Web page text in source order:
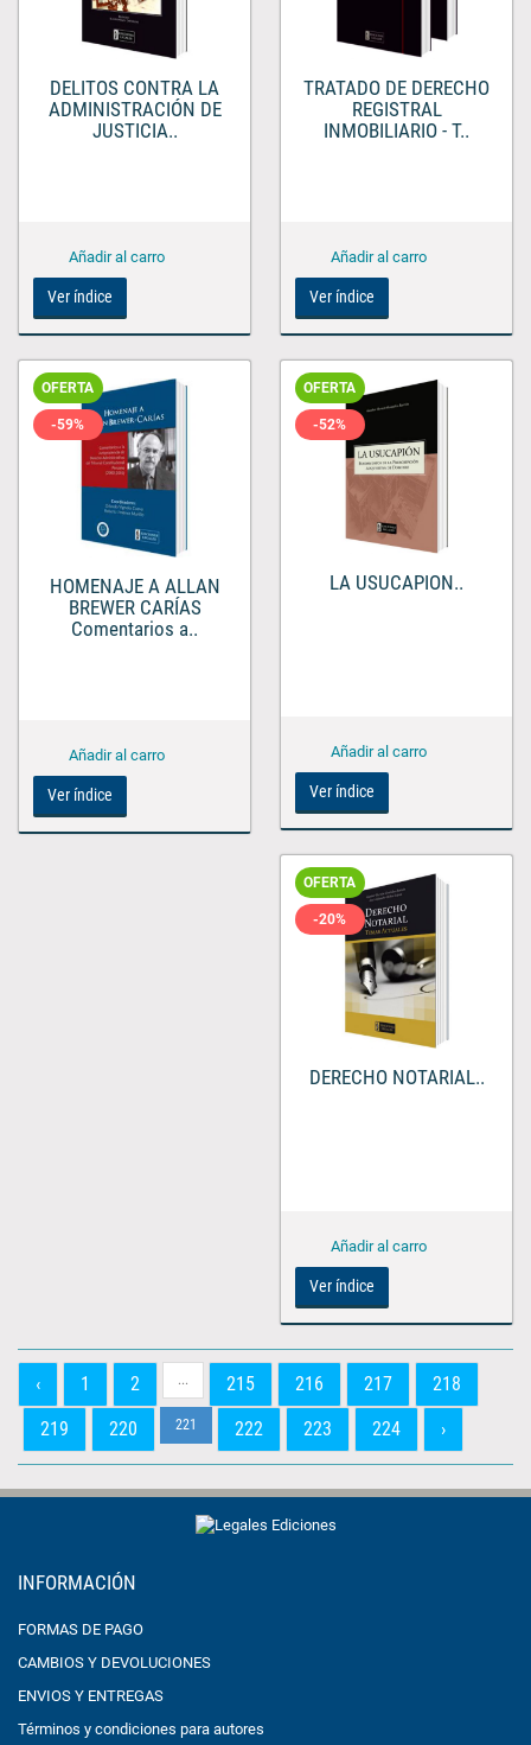
DELITOS CONTRA LA
ADMINISTRACIÓN DE
JUSTICIA..
Ver índice
TRATADO DE DERECHO
REGISTRAL
INMOBILIARIO - T..
Ver índice
OFERTA
-59%
HOMENAJE A ALLAN
BREWER CARÍAS
Comentarios a..
Ver índice
OFERTA
-52%
LA USUCAPION..
Ver índice
OFERTA
-20%
DERECHO NOTARIAL..
Ver índice
‹ 1 2 ... 215 216 217
218
219
220 221 222 223 224 ›
INFORMACIÓN
FORMAS DE PAGO
CAMBIOS Y DEVOLUCIONES
ENVIOS Y ENTREGAS
Términos y condiciones para autores